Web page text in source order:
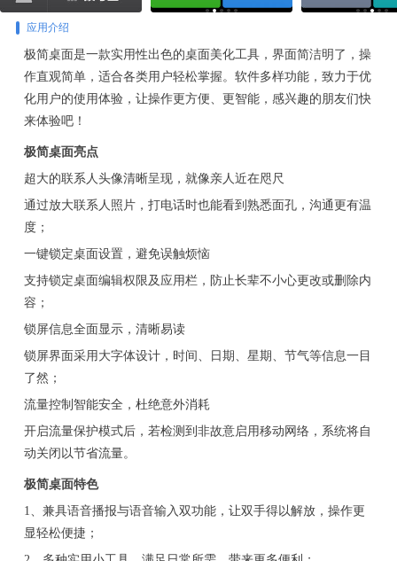
应用介绍
极简桌面是一款实用性出色的桌面美化工具，界面简洁明了，操
作直观简单，适合各类用户轻松掌握。软件多样功能，致力于优
化用户的使用体验，让操作更方便、更智能，感兴趣的朋友们快
来体验吧！
极简桌面亮点
超大的联系人头像清晰呈现，就像亲人近在咫尺
通过放大联系人照片，打电话时也能看到熟悉面孔，沟通更有温
度；
一键锁定桌面设置，避免误触烦恼
支持锁定桌面编辑权限及应用栏，防止长辈不小心更改或删除内
容；
锁屏信息全面显示，清晰易读
锁屏界面采用大字体设计，时间、日期、星期、节气等信息一目
了然；
流量控制智能安全，杜绝意外消耗
开启流量保护模式后，若检测到非故意启用移动网络，系统将自
动关闭以节省流量。
极简桌面特色
1、兼具语音播报与语音输入双功能，让双手得以解放，操作更
显轻松便捷；